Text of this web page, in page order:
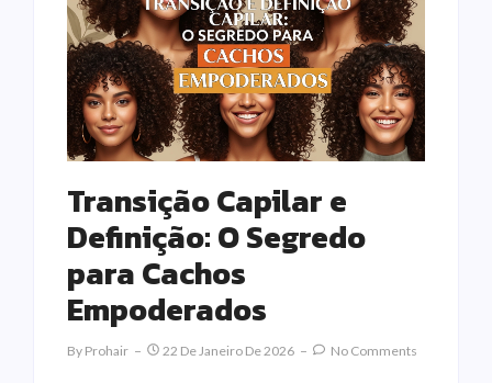
Transição Capilar e
Definição: O Segredo
para Cachos
Empoderados
By Prohair 22 De Janeiro De 2026 No Comments